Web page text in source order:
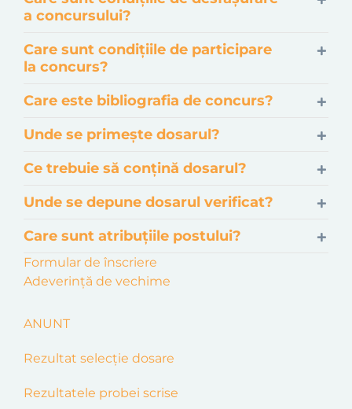
a concursului?
Care sunt condițiile de participare
la concurs?
Care este bibliografia de concurs?
Unde se primește dosarul?
Ce trebuie să conțină dosarul?
Unde se depune dosarul verificat?
Care sunt atribuțiile postului?
Formular de înscriere
Adeverință de vechime
ANUNT
Rezultat selecție dosare
Rezultatele probei scrise